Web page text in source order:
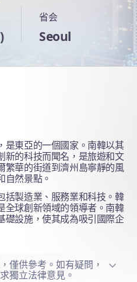
省会
Seoul
是東亞的一個國家。南韓以其
新的科技而聞名，是旅遊和文
繁華的街道到濟州島寧靜的風
自然景點。
括製造業、服務業和科技。韓
全球創新領域的領導者。南韓
礎設施，使其成為吸引國際企
僅供參考。如有疑問，
獨立法律意見。